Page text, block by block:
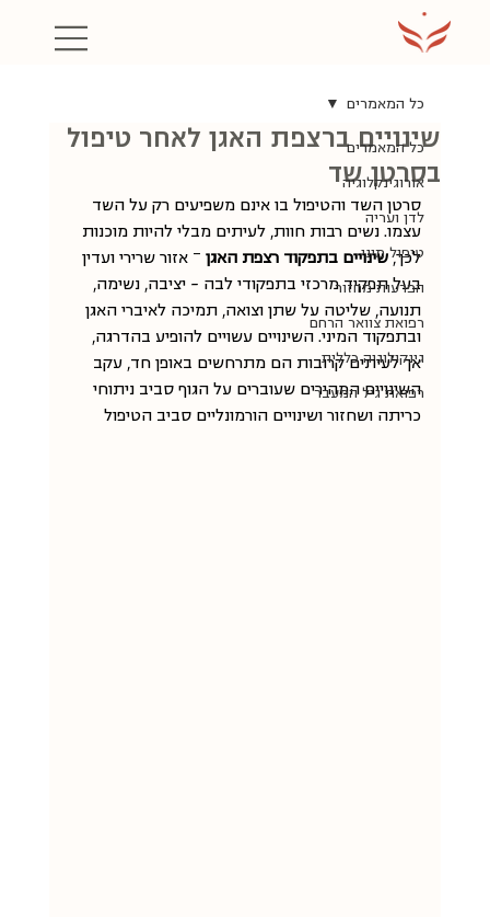
כל המאמרים
אורוגינקלוגיה
לדן ועריה
טיפול מיני
הפרעות מחזור
רפואת צוואר הרחם
גינקולוגיה כללית
רפואת גיל המעבר
כל המאמרים
שינויים ברצפת האגן לאחר טיפול
בסרטן שד
סרטן השד והטיפול בו אינם משפיעים רק על השד
עצמו. נשים רבות חוות, לעיתים מבלי להיות מוכנות
לכך, שינויים בתפקוד רצפת האגן – אזור שרירי ועדין
בעל תפקיד מרכזי בתפקודי לבה - יציבה, נשימה,
תנועה, שליטה על שתן וצואה, תמיכה לאיברי האגן
ובתפקוד המיני. השינויים עשויים להופיע בהדרגה,
אך לעיתים קרובות הם מתרחשים באופן חד, עקב
השינויים המהירים שעוברים על הגוף סביב ניתוחי
כריתה ושחזור ושינויים הורמונליים סביב הטיפול